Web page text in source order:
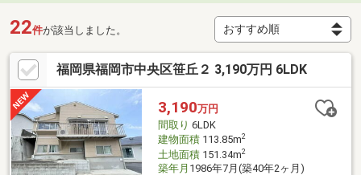
22件が該当しました。
福岡県福岡市中央区笹丘２ 3,190万円 6LDK
3,190万円
間取り 6LDK
建物面積113.85m2
土地面積151.34m2
築年月 1986年7月(築40年2ヶ月)